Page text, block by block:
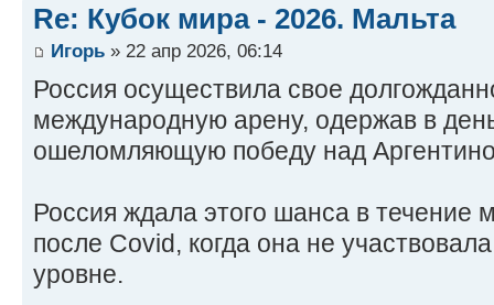
Re: Кубок мира - 2026. Мальта
Игорь » 22 апр 2026, 06:14
Россия осуществила свое
международную арену, одержав в
ошеломляющую победу над
Россия ждала этого шанса в течение
после Covid, когда она не
уровне.